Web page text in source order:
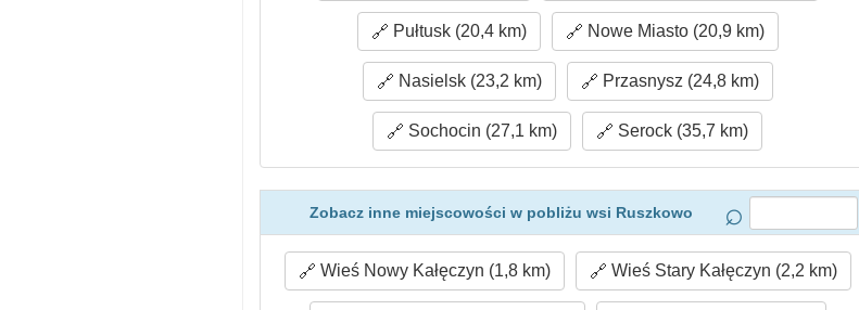
Pułtusk (20,4 km) Nowe Miasto (20,9 km)
Nasielsk (23,2 km) Przasnysz (24,8 km)
Sochocin (27,1 km) Serock (35,7 km)
Zobacz inne miejscowości w pobliżu wsi Ruszkowo
Wieś Nowy Kałęczyn (1,8 km) Wieś Stary Kałęczyn (2,2 km)